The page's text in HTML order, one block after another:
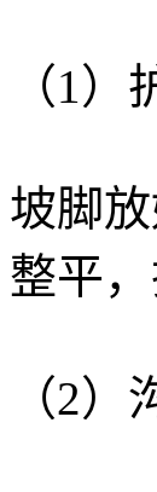
（1
坡脚
整平
（2）